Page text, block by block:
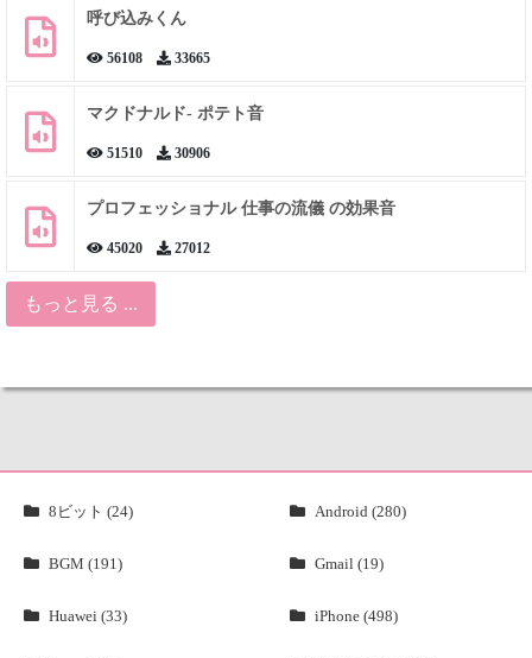
呼び込みくん
56108 33665
マクドナルド- ポテト音
51510 30906
プロフェッショナル 仕事の流儀 の効果音
45020 27012
もっと見る ...
8ビット (24) Android (280)
BGM (191) Gmail (19)
Huawei (33) iPhone (498)